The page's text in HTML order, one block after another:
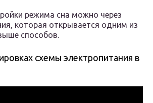
режима сна можно через
которая открывается одним из
способов.
схемы электропитания в